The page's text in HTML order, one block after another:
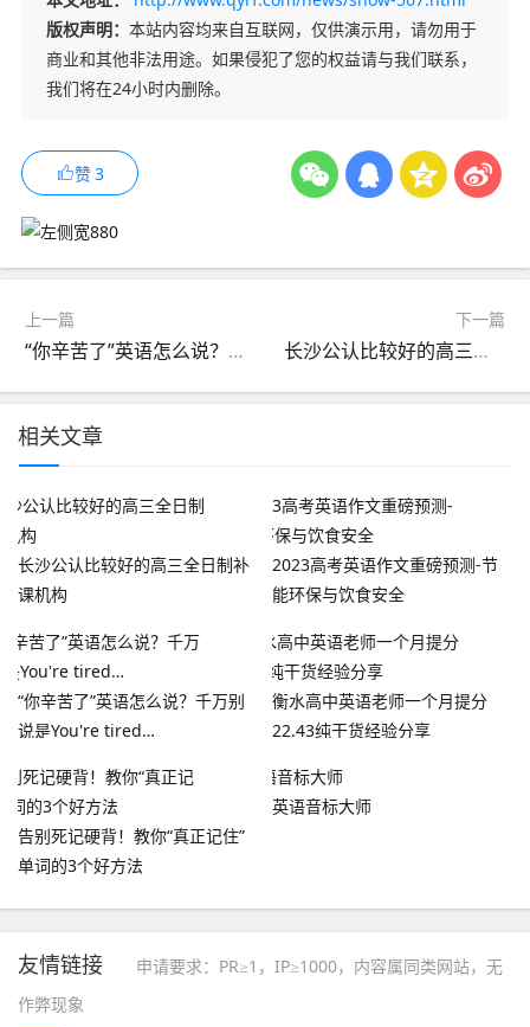
版权声明： 本站内容均来自互联网，仅供演示用，请勿用于
商业和其他非法用途。如果侵犯了您的权益请与我们联系，
我们将在24小时内删除。
赞3
上一篇
“你辛苦了”英语怎么说？千万别说是You're tired…
下一篇
长沙公认比较好的高三全日制补课机构
相关文章
长沙公认比较好的高三全日制补
课机构
2023高考英语作文重磅预测-节
能环保与饮食安全
“你辛苦了”英语怎么说？千万别
说是You're tired…
衡水高中英语老师一个月提分
22.43纯干货经验分享
告别死记硬背！教你“真正记住”
单词的3个好方法
英语音标大师
友情链接
申请要求：PR≥1，IP≥1000，内容属同类网站，无
作弊现象